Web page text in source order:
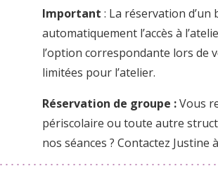
Important : La réservation d’un
automatiquement l’accès à
l’option correspondante lors de
limitées pour l’atelier.
Réservation de groupe :Vous
périscolaire ou toute autre
nos séances ? Contactez Justine à